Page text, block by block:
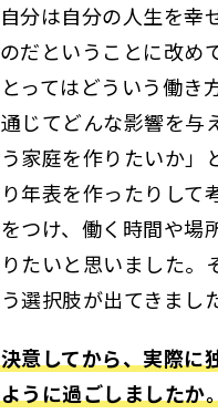
分は自分の人生を幸
だということに改め
とってはどういう働き
通じてどんな影響を与
う家庭を作りたいか
年表を作ったりして
つけ、働く時間や場
たいと思いました。
選択肢が出てきました
意してから、実際に
うに過ごしましたか